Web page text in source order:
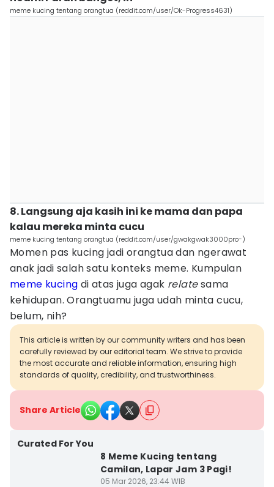
meme kucing tentang orangtua (reddit.com/user/Ok-Progress4631)
8. Langsung aja kasih ini ke mama dan papa
kalau mereka minta cucu
meme kucing tentang orangtua (reddit.com/user/gwakgwak3000pro-)
Momen pas kucing jadi orangtua dan ngerawat
anak jadi salah satu konteks meme. Kumpulan
meme kucing di atas juga agak relatesama
kehidupan. Orangtuamu juga udah minta cucu,
belum, nih?
This article is written by our community writers and has been
carefully reviewed by our editorial team. We strive to provide
the most accurate and reliable information, ensuring high
standards of quality, credibility, and trustworthiness.
Share Article
Curated For You
8 Meme Kucing tentang
Camilan, Lapar Jam 3 Pagi!
05 Mar 2026, 23:44 WIB